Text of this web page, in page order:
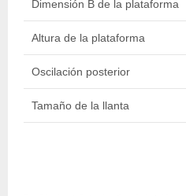
Dimensión B de la plataforma
Altura de la plataforma
Oscilación posterior
Tamaño de la llanta